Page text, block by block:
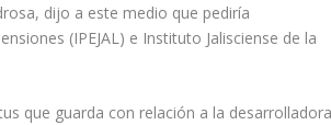
dijo a este medio que pediría
(IPEJAL) e Instituto Jalisciense de la
que guarda con relación a la